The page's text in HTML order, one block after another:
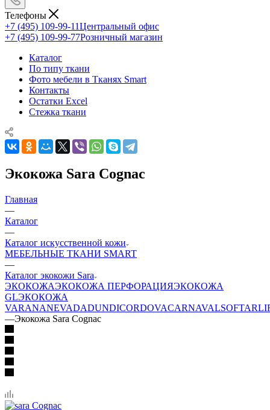
Телефоны
+7 (495) 109-99-11Центральный офис
+7 (495) 109-99-77Розничный магазин
Каталог
По типу ткани
Фото мебели в Тканях Smart
Контакты
Остатки Excel
Стежка ткани
Экокожа Sara Cognac
Главная
—
Каталог
—
Каталог искусственной кожи
МЕБЕЛЬНЫЕ ТКАНИ SMART
—
Каталог экокожи Sara
ЭКОКОЖАЭКОКОЖА ПЕРФОРАЦИЯЭКОКОЖА
GLЭКОКОЖА
VARANANEVADADUNDICORDOVACARNAVALSOFTAR
—Экокожа Sara Cognac